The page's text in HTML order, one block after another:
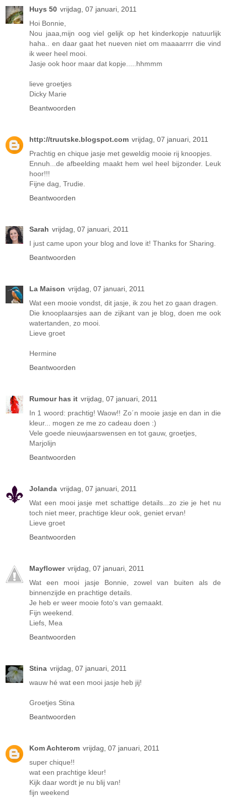
Huys 50 vrijdag, 07 januari, 2011
Hoi Bonnie,
Nou jaaa,mijn oog viel gelijk op het kinderkopje natuurlijk
haha.. en daar gaat het nueven niet om maaaarrrr die vind
ik weer heel mooi.
Jasje ook hoor maar dat kopje.....hhmmm
lieve groetjes
Dicky Marie
Beantwoorden
http://truutske.blogspot.com vrijdag, 07 januari, 2011
Prachtig en chique jasje met geweldig mooie rij knoopjes.
Ennuh...de afbeelding maakt hem wel heel bijzonder. Leuk
hoor!!!
Fijne dag, Trudie.
Beantwoorden
Sarah vrijdag, 07 januari, 2011
I just came upon your blog and love it! Thanks for Sharing.
Beantwoorden
La Maison vrijdag, 07 januari, 2011
Wat een mooie vondst, dit jasje, ik zou het zo gaan dragen.
Die knooplaarsjes aan de zijkant van je blog, doen me ook
watertanden, zo mooi.
Lieve groet
Hermine
Beantwoorden
Rumour has it vrijdag, 07 januari, 2011
In 1 woord: prachtig! Waow!! Zo´n mooie jasje en dan in die
kleur... mogen ze me zo cadeau doen :)
Vele goede nieuwjaarswensen en tot gauw, groetjes,
Marjolijn
Beantwoorden
Jolanda vrijdag, 07 januari, 2011
Wat een mooi jasje met schattige details...zo zie je het nu
toch niet meer, prachtige kleur ook, geniet ervan!
Lieve groet
Beantwoorden
Mayflower vrijdag, 07 januari, 2011
Wat een mooi jasje Bonnie, zowel van buiten als de
binnenzijde en prachtige details.
Je heb er weer mooie foto's van gemaakt.
Fijn weekend.
Liefs, Mea
Beantwoorden
Stina vrijdag, 07 januari, 2011
wauw hé wat een mooi jasje heb jij!
Groetjes Stina
Beantwoorden
Kom Achterom vrijdag, 07 januari, 2011
super chique!!
wat een prachtige kleur!
Kijk daar wordt je nu blij van!
fijn weekend